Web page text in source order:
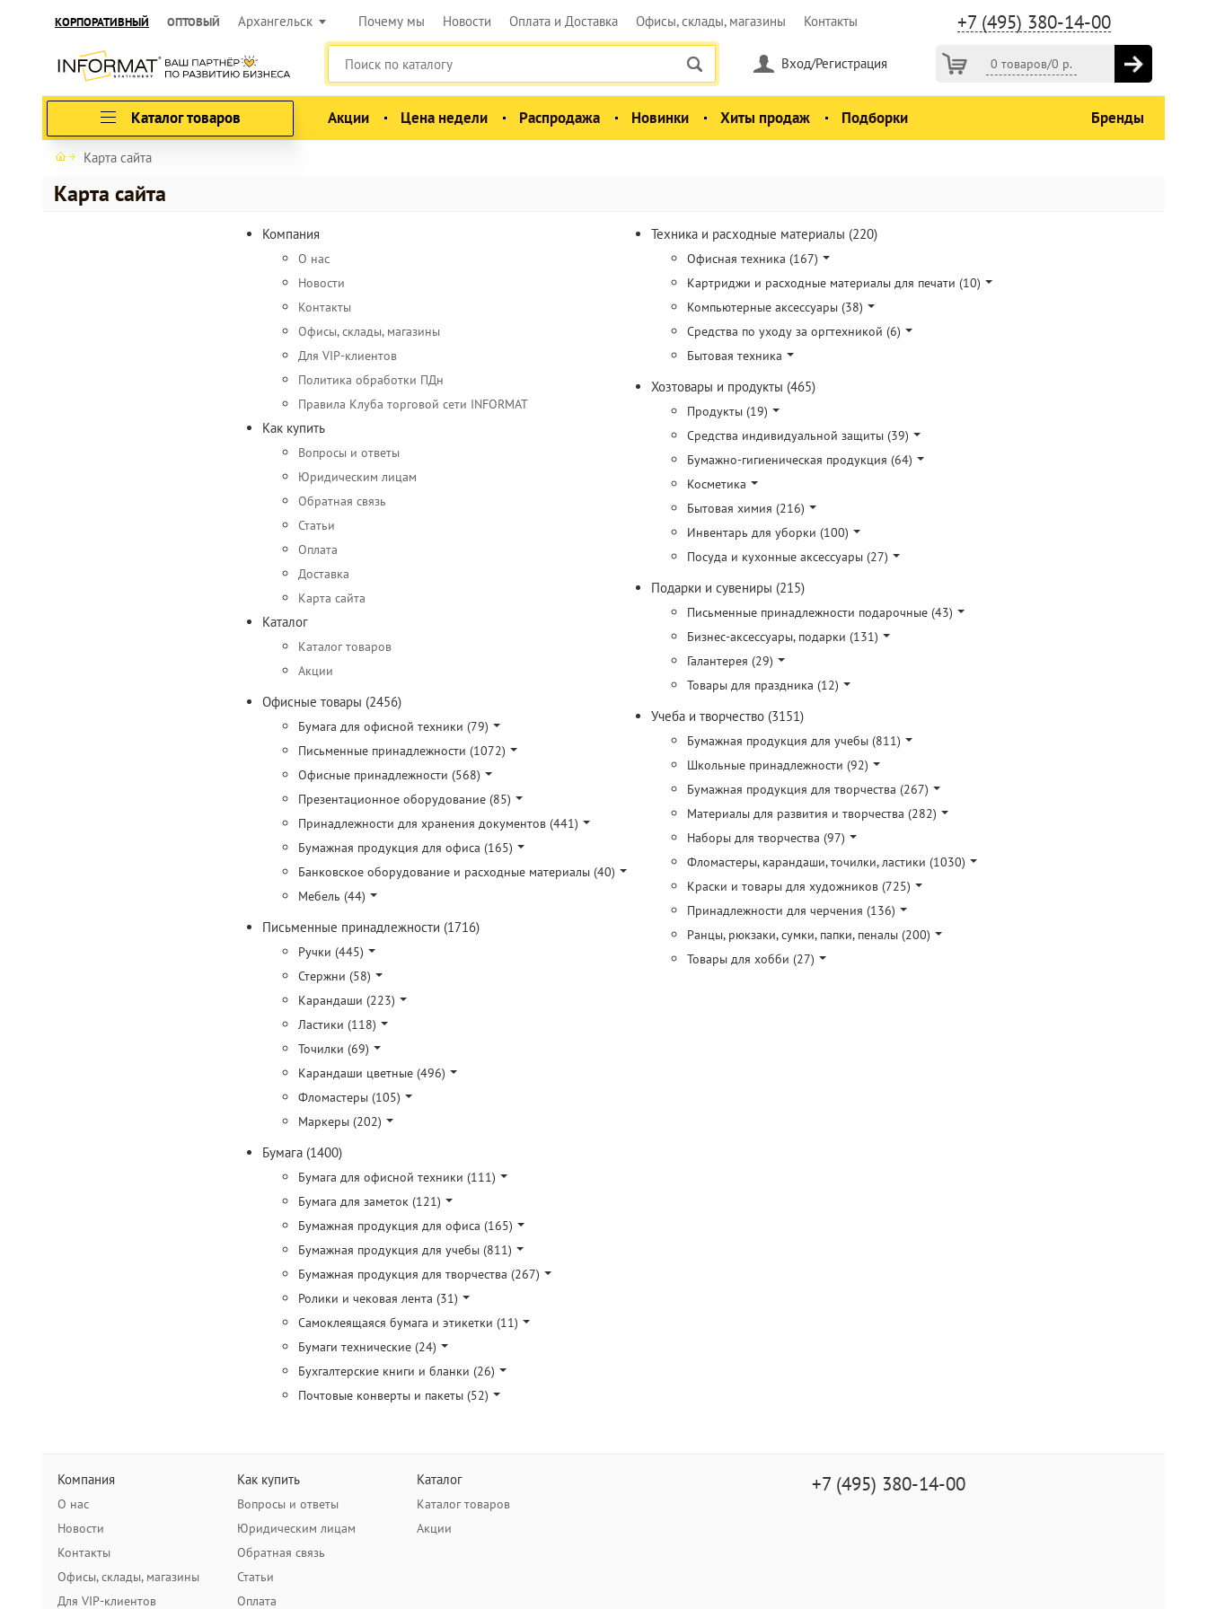
КОРПОРАТИВНЫЙ ОПТОВЫЙ Архангельск +7 (495) 380-14-00
Почему мы Новости Оплата и Доставка Офисы, склады, магазины Контакты
0 товаров/0 р.
Вход/Регистрация
Каталог товаров Акции Цена недели Распродажа Новинки Хиты продаж Подборки Бренды
Карта сайта
Карта сайта
Компания
О нас
Новости
Контакты
Офисы, склады, магазины
Для VIP-клиентов
Политика обработки ПДн
Правила Клуба торговой сети INFORMAT
Как купить
Вопросы и ответы
Юридическим лицам
Обратная связь
Статьи
Оплата
Доставка
Карта сайта
Каталог
Каталог товаров
Акции
Офисные товары (2456)
Бумага для офисной техники (79)
Письменные принадлежности (1072)
Офисные принадлежности (568)
Презентационное оборудование (85)
Принадлежности для хранения документов (441)
Бумажная продукция для офиса (165)
Банковское оборудование и расходные материалы (40)
Мебель (44)
Письменные принадлежности (1716)
Ручки (445)
Стержни (58)
Карандаши (223)
Ластики (118)
Точилки (69)
Карандаши цветные (496)
Фломастеры (105)
Маркеры (202)
Бумага (1400)
Бумага для офисной техники (111)
Бумага для заметок (121)
Бумажная продукция для офиса (165)
Бумажная продукция для учебы (811)
Бумажная продукция для творчества (267)
Ролики и чековая лента (31)
Самоклеящаяся бумага и этикетки (11)
Бумаги технические (24)
Бухгалтерские книги и бланки (26)
Почтовые конверты и пакеты (52)
Техника и расходные материалы (220)
Офисная техника (167)
Картриджи и расходные материалы для печати (10)
Компьютерные аксессуары (38)
Средства по уходу за оргтехникой (6)
Бытовая техника
Хозтовары и продукты (465)
Продукты (19)
Средства индивидуальной защиты (39)
Бумажно-гигиеническая продукция (64)
Косметика
Бытовая химия (216)
Инвентарь для уборки (100)
Посуда и кухонные аксессуары (27)
Подарки и сувениры (215)
Письменные принадлежности подарочные (43)
Бизнес-аксессуары, подарки (131)
Галантерея (29)
Товары для праздника (12)
Учеба и творчество (3151)
Бумажная продукция для учебы (811)
Школьные принадлежности (92)
Бумажная продукция для творчества (267)
Материалы для развития и творчества (282)
Наборы для творчества (97)
Фломастеры, карандаши, точилки, ластики (1030)
Краски и товары для художников (725)
Принадлежности для черчения (136)
Ранцы, рюкзаки, сумки, папки, пеналы (200)
Товары для хобби (27)
Компания
О нас
Новости
Контакты
Офисы, склады, магазины
Для VIP-клиентов
Как купить
Вопросы и ответы
Юридическим лицам
Обратная связь
Статьи
Оплата
Каталог
Каталог товаров
Акции
+7 (495) 380-14-00